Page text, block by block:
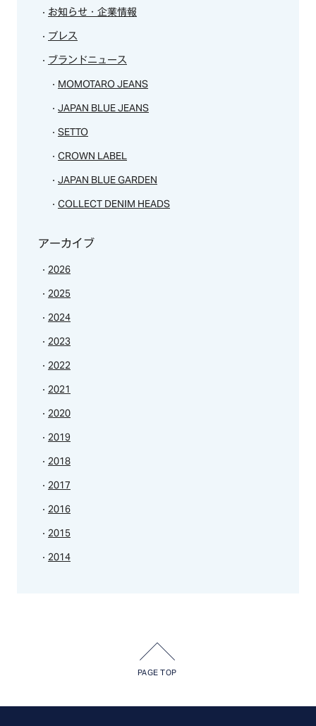
お知らせ・企業情報
プレス
ブランドニュース
MOMOTARO JEANS
JAPAN BLUE JEANS
SETTO
CROWN LABEL
JAPAN BLUE GARDEN
COLLECT DENIM HEADS
アーカイブ
2026
2025
2024
2023
2022
2021
2020
2019
2018
2017
2016
2015
2014
PAGE TOP
BRAND/SHOP
RECRUIT
CONTACT